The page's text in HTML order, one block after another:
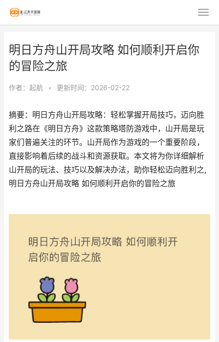
明日方舟山开局攻略 如何顺利开启你
的冒险之旅
作者： 起航 • 更新时间：2026-02-22
摘要：明日方舟山开局攻略：轻松掌握开局技巧，迈向胜
利之路在《明日方舟》这款策略塔防游戏中，山开局是玩
家们普遍关注的环节。山开局作为游戏的一个重要阶段，
直接影响着后续的战斗和资源获取。本文将为你详细解析
山开局的玩法、技巧以及解决办法，助你轻松迈向胜利之,
明日方舟山开局攻略 如何顺利开启你的冒险之旅